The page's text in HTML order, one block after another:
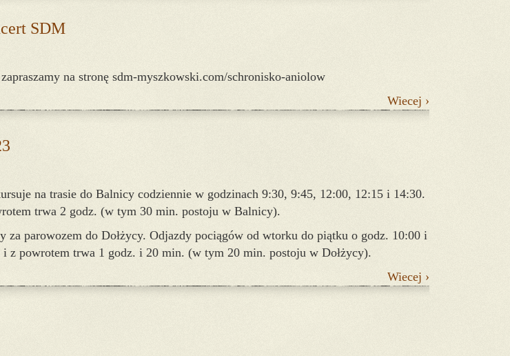
SDM
na stronę sdm-myszkowski.com/schronisko-aniolow
Wiecej ›
na trasie do Balnicy codziennie w godzinach 9:30, 9:45, 12:00, 12:15 i 14:30.
trwa 2 godz. (w tym 30 min. postoju w Balnicy).
za parowozem do Dołżycy. Odjazdy pociągów od wtorku do piątku o godz. 10:00 i
i z powrotem trwa 1 godz. i 20 min. (w tym 20 min. postoju w Dołżycy).
Wiecej ›